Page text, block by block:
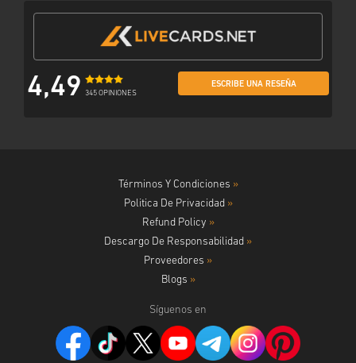
4,49 345 OPINIONES
ESCRIBE UNA RESEÑA
Términos Y Condiciones »
Politica De Privacidad »
Refund Policy »
Descargo De Responsabilidad »
Proveedores »
Blogs »
Síguenos en